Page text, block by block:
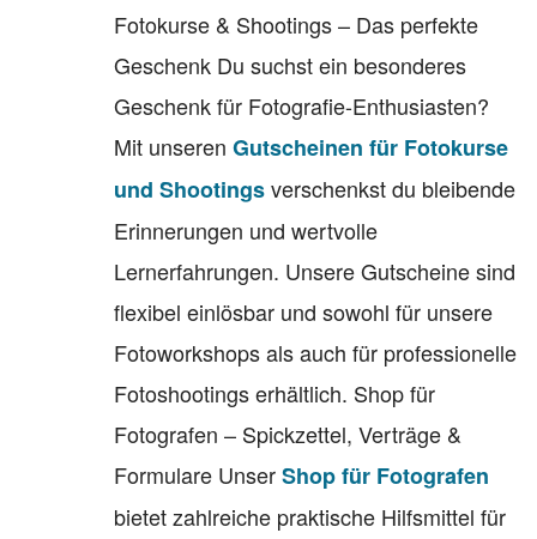
Fotokurse & Shootings – Das perfekte
Geschenk Du suchst ein besonderes
Geschenk für Fotografie-Enthusiasten?
Mit unseren Gutscheinen für Fotokurse
und Shootingsverschenkst du bleibende
Erinnerungen und wertvolle
Lernerfahrungen. Unsere Gutscheine sind
flexibel einlösbar und sowohl für unsere
Fotoworkshops als auch für professionelle
Fotoshootings erhältlich. Shop für
Fotografen – Spickzettel, Verträge &
Formulare UnserShop für Fotografen
bietet zahlreiche praktische Hilfsmittel für